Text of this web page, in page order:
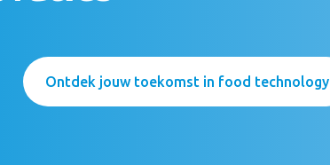
Ontdek jouw toekomst in food technology